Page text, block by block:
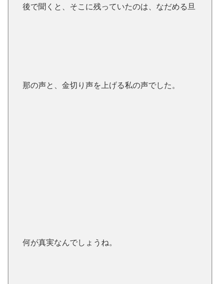
後で聞くと、そこに残っていたのは、なだめる旦
那の声と、金切り声を上げる私の声でした。
何が真実なんでしょうね。